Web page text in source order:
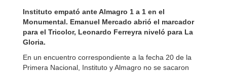
Instituto empató ante Almagro 1 a 1 en el
Monumental. Emanuel Mercado abrió el marcador
para el Tricolor, Leonardo Ferreyra niveló para La
Gloria.
En un encuentro correspondiente a la fecha 20 de la
Primera Nacional, Instituto y Almagro no se sacaron